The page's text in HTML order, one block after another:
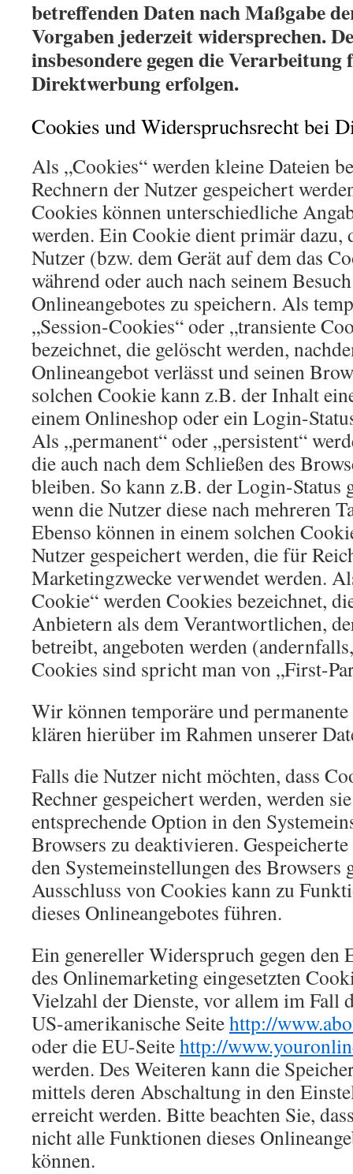
betreffenden Daten nach Maßgabe
Vorgaben jederzeit widersprechen.
insbesondere gegen die Verarbeitung
Direktwerbung erfolgen.
Cookies und Widerspruchsrecht bei
Als „Cookies“ werden kleine Dateien
Rechnern der Nutzer gespeichert
Cookies können unterschiedliche
werden. Ein Cookie dient primär dazu,
Nutzer (bzw. dem Gerät auf dem das
während oder auch nach seinem
Onlineangebotes zu speichern. Als
„Session-Cookies“ oder „transiente
bezeichnet, die gelöscht werden,
Onlineangebot verlässt und seinen
solchen Cookie kann z.B. der Inhalt
einem Onlineshop oder ein Login-
Als „permanent“ oder „persistent“
die auch nach dem Schließen des
bleiben. So kann z.B. der Login-Status
wenn die Nutzer diese nach mehreren
Ebenso können in einem solchen
Nutzer gespeichert werden, die für
Marketingzwecke verwendet werden.
Cookie“ werden Cookies bezeichnet,
Anbietern als dem Verantwortlichen,
betreibt, angeboten werden
Cookies sind spricht man von „First-
Wir können temporäre und
klären hierüber im Rahmen unserer
Falls die Nutzer nicht möchten, dass
Rechner gespeichert werden, werden
entsprechende Option in den
Browsers zu deaktivieren.
den Systemeinstellungen des Browsers
Ausschluss von Cookies kann zu
dieses Onlineangebotes führen.
Ein genereller Widerspruch gegen den
des Onlinemarketing eingesetzten
Vielzahl der Dienste, vor allem im Fall
US-amerikanische Seitehttp://
oder die EU-Seitehttp://
werden. Des Weiteren kann die
mittels deren Abschaltung in den
erreicht werden. Bitte beachten Sie,
nicht alle Funktionen dieses
können.